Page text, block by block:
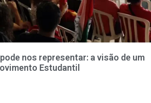
nos representar: a visão de um
Estudantil